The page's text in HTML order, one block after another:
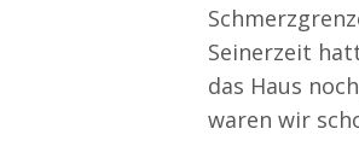
Seinerzeit
das Haus
waren wir